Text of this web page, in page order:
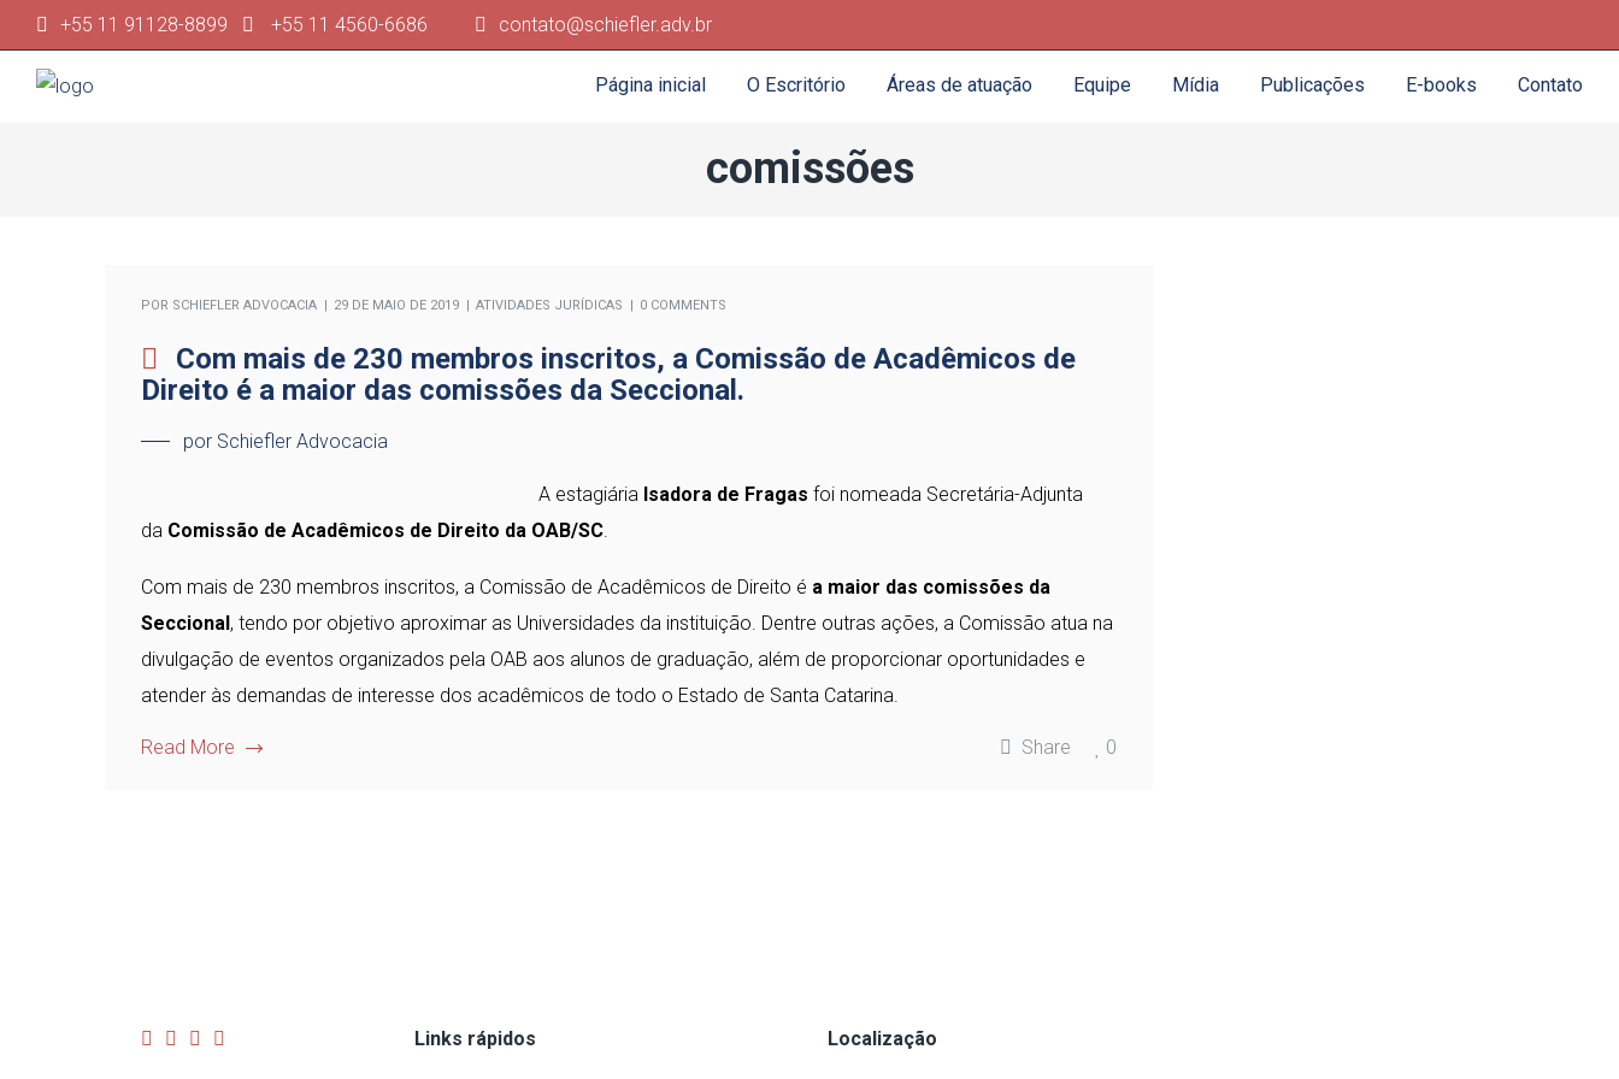
+55 11 91128-8899 +55 11 4560-6686 contato@schiefler.adv.br
Página inicial O Escritório Áreas de atuação Equipe Mídia Publicações E-books Contato
comissões
POR SCHIEFLER ADVOCACIA 29 DE MAIO DE 2019 ATIVIDADES JURÍDICAS 0 COMMENTS
Com mais de 230 membros inscritos, a Comissão de Acadêmicos de
Direito é a maior das comissões da Seccional.
por Schiefler Advocacia
A estagiária Isadora de Fragas foi nomeada Secretária-Adjunta
da Comissão de Acadêmicos de Direito da OAB/SC.
Com mais de 230 membros inscritos, a Comissão de Acadêmicos de Direito é a maior das comissões da
Seccional, tendo por objetivo aproximar as Universidades da instituição. Dentre outras ações, a Comissão atua na
divulgação de eventos organizados pela OAB aos alunos de graduação, além de proporcionar oportunidades e
atender às demandas de interesse dos acadêmicos de todo o Estado de Santa Catarina.
Read More Share 0
Links rápidos Localização